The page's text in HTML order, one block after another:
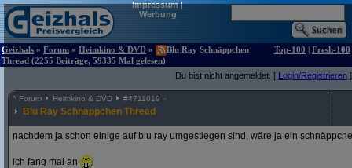
Impressum|
Werbung
Geizhals » Forum » Heimkino & DVD »
Blu Ray Schnäppchen
Thread (2255 Beiträge, 59335 Mal gelesen)
Top-100 | Fresh-100
Du bist nicht angemeldet. [ Login/Registrieren ]
^ Forum Heimkino & DVD #4711019
Blu Ray Schnäppchen Thread
nachdem ja schon einige auf blu ray umgestiegen sind, wäre ja ein
ich fang mal an